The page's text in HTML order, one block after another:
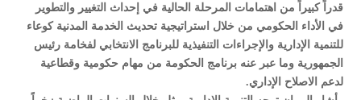
قدراً كبيراً من اهتمامات المرحلة الحالية في إحداث التغيير والتطوير
في الأداء الحكومي من خلال استراتيجية تحديث الخدمة المدنية كوعاء
للتنمية الإدارية والإجراءات التنفيذية للبرنامج الانتخابي لفخامة رئيس
الجمهورية وما عبر عنه برنامج الحكومة من مهام حكومية وقطاعية
لدعم الاصلاح الإداري.